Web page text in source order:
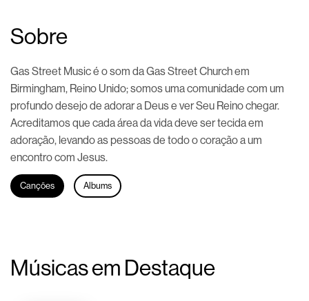
Sobre
Gas Street Music é o som da Gas Street Church em
Birmingham, Reino Unido; somos uma comunidade com um
profundo desejo de adorar a Deus e ver Seu Reino chegar.
Acreditamos que cada área da vida deve ser tecida em
adoração, levando as pessoas de todo o coração a um
encontro com Jesus.
Canções Albums
Músicas em Destaque